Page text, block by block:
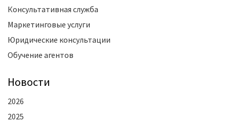
Консультативная служба
Маркетинговые услуги
Юридические консультации
Обучение агентов
Новости
2026
2025